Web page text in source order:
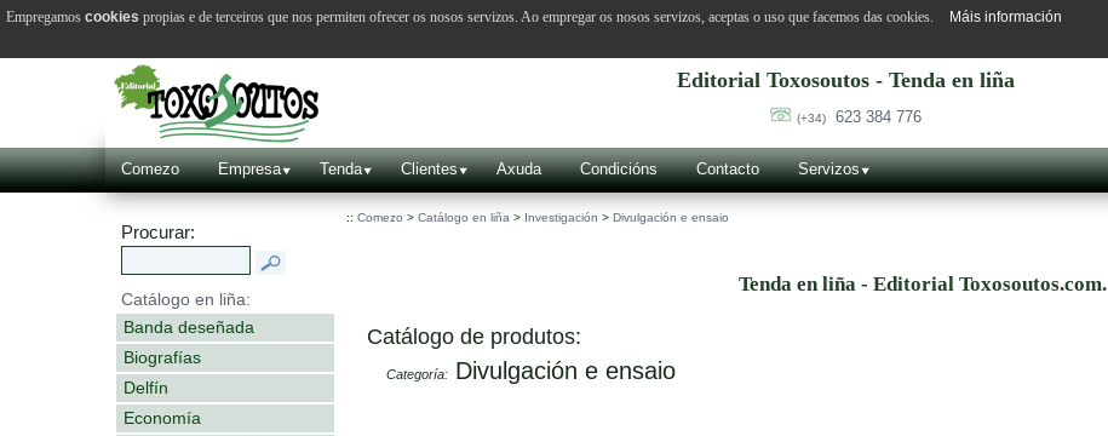
Editorial Toxosoutos - Tenda en liña
(+34) 623 384 776
Comezo Empresa Tenda Clientes Axuda Condicións Contacto Servizos
Procurar:
Catálogo en liña:
Banda deseñada
Biografías
Delfín
Economía
:: Comezo > Catálogo en liña > Investigación > Divulgación e ensaio
Tenda en liña - Editorial Toxosoutos.com.
Catálogo de produtos:
Categoría: Divulgación e ensaio
Empregamos cookies propias e de terceiros que nos permiten ofrecer os nosos servizos. Ao empregar os nosos servizos, aceptas o uso que facemos das cookies. Máis información